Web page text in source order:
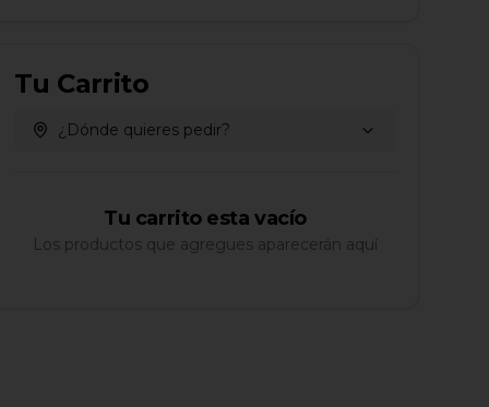
Tu Carrito
¿Dónde quieres pedir?
Tu carrito esta vacío
Los productos que agregues aparecerán aquí